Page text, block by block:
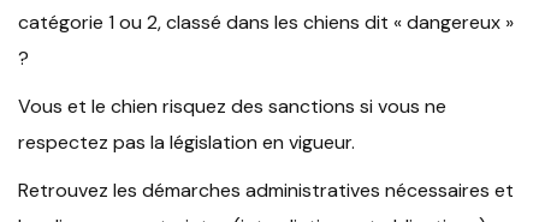
catégorie 1 ou 2, classé dans les chiens dit « dangereux »
?
Vous et le chien risquez des sanctions si vous ne
respectez pas la législation en vigueur.
Retrouvez les démarches administratives nécessaires et